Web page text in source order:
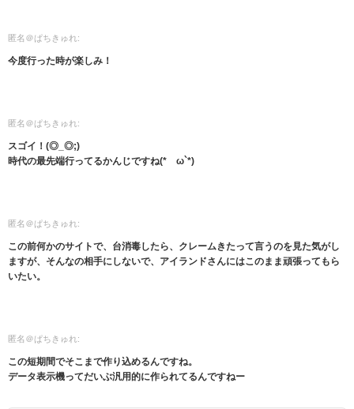
匿名＠ぱちきゅれ:
今度行った時が楽しみ！
匿名＠ぱちきゅれ:
スゴイ！(◎_◎;)
時代の最先端行ってるかんじですね(*´ω`*)
匿名＠ぱちきゅれ:
この前何かのサイトで、台消毒したら、クレームきたって言うのを見た気がし
ますが、そんなの相手にしないで、アイランドさんにはこのまま頑張ってもら
いたい。
匿名＠ぱちきゅれ:
この短期間でそこまで作り込めるんですね。
データ表示機ってだいぶ汎用的に作られてるんですねー